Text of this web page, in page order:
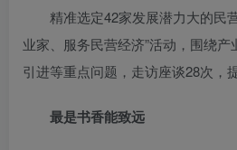
精准选定42家发展潜力大的民
业家、服务民营经济”活动，围绕
引进等重点问题，走访座谈28次，
最是书香能致远